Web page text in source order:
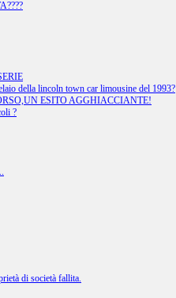
della lincoln town car limousine del 1993?
ESITO AGGHIACCIANTE!
?
di società fallita.